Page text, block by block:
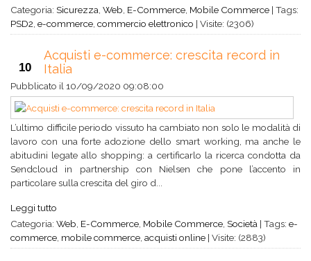
Categoria: Sicurezza Web E-Commerce Mobile Commerce | Tags:
PSD2 e-commerce commercio elettronico | Visite: (2306)
10
Acquisti e-commerce: crescita record in
Italia
Pubblicato il 10/09/2020 09:08:00
L’ultimo difficile periodo vissuto ha cambiato non solo le modalità di
lavoro con una forte adozione dello smart working, ma anche le
abitudini legate allo shopping: a certificarlo la ricerca condotta da
Sendcloud in partnership con Nielsen che pone l’accento in
particolare sulla crescita del giro d...
Leggi tutto
Categoria: Web E-Commerce Mobile Commerce Società | Tags: e-
commerce mobile commerce acquisti online | Visite: (2883)